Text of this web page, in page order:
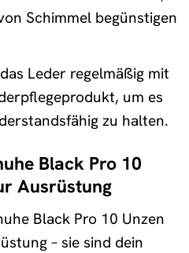
Schimmel begünstigen
Leder regelmäßig mit
um es
zu halten.
Black Pro 10
Ausrüstung
Black Pro 10 Unzen
– sie sind dein